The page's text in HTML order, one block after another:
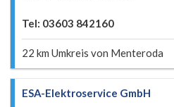
Tel: 03603 842160
22 km Umkreis von Menteroda
ESA-Elektroservice GmbH